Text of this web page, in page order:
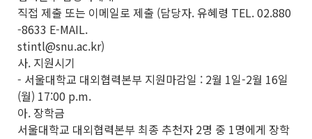
직접 제출 또는 이메일로 제출 (담당자. 유혜령 TEL. 02.880
-8633 E-MAIL.
stintl@snu.ac.kr)
사. 지원시기
- 서울대학교 대외협력본부 지원마감일 : 2월 1일-2월 16일
(월) 17:00 p.m.
아. 장학금
서울대학교 대외협력본부 최종 추천자 2명 중 1명에게 장학